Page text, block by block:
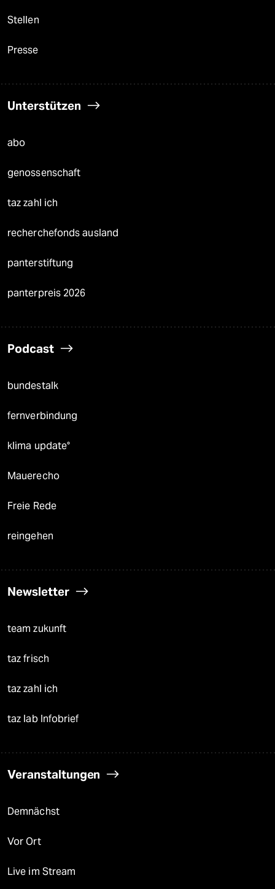
Stellen
Presse
Unterstützen
abo
genossenschaft
taz zahl ich
recherchefonds ausland
panterstiftung
panterpreis 2026
Podcast
bundestalk
fernverbindung
klima update°
Mauerecho
Freie Rede
reingehen
Newsletter
team zukunft
taz frisch
taz zahl ich
taz lab Infobrief
Veranstaltungen
Demnächst
Vor Ort
Live im Stream